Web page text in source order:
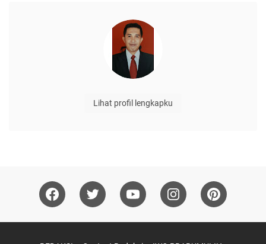
Lihat profil lengkapku